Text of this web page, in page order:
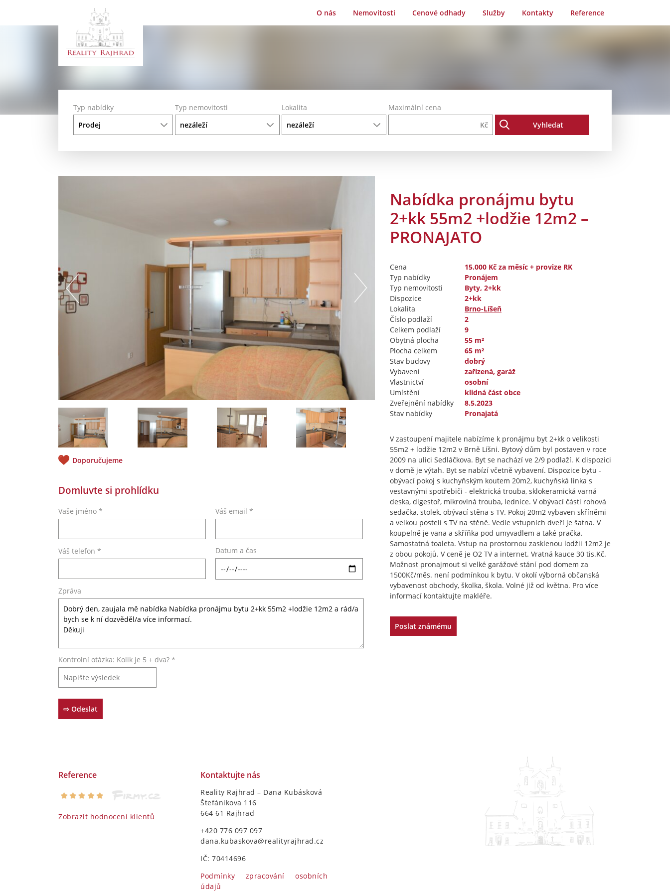
O nás Nemovitosti Cenové odhady Služby Kontakty Reference
Typ nabídky Typ nemovitosti Lokalita
Maximální cena
Kč
Doporučujeme
Domluvte si prohlídku
Vaše jméno * Váš email *
Váš telefon * Datum a čas
Zpráva
Kontrolní otázka: Kolik je 5 + dva? *
Nabídka pronájmu bytu
2+kk 55m2 +lodžie 12m2 –
PRONAJATO
Cena 15.000 Kč za měsíc + provize RK
Typ nabídky
Pronájem
Typ nemovitosti
Byty, 2+kk
Dispozice
2+kk
Lokalita
Brno-Líšeň
Číslo podlaží
2
Celkem podlaží
9
Obytná plocha
55 m²
Plocha celkem
65 m²
Stav budovy
dobrý
Vybavení
zařízená, garáž
Vlastnictví
osobní
Umístění
klidná část obce
Zveřejnění nabídky
8.5.2023
Stav nabídky
Pronajatá
V zastoupení majitele nabízíme k pronájmu byt 2+kk o velikosti
55m2 + lodžie 12m2 v Brně Líšni. Bytový dům byl postaven v roce
2009 na ulici Sedláčkova. Byt se nachází ve 2/9 podlaží. K dispozici
v domě je výtah. Byt se nabízí včetně vybavení. Dispozice bytu -
obývací pokoj s kuchyňským koutem 20m2, kuchyňská linka s
vestavnými spotřebiči - elektrická trouba, sklokeramická varná
deska, digestoř, mikrovlná trouba, lednice. V obývací části rohová
sedačka, stolek, obývací stěna s TV. Pokoj 20m2 vybaven skříněmi
a velkou postelí s TV na stěně. Vedle vstupních dveří je šatna. V
koupelně je vana a skříňka pod umyvadlem a také pračka.
Samostatná toaleta. Vstup na prostornou zasklenou lodžii 12m2 je
z obou pokojů. V ceně je O2 TV a internet. Vratná kauce 30 tis.Kč.
Možnost pronajmout si velké garážové stání pod domem za
1500Kč/měs. není podmínkou k bytu. V okolí výborná občanská
vybavenost obchody, školka, škola. Volné již od května. Pro více
informací kontaktujte makléře.
Poslat známému
Reference
Zobrazit hodnocení klientů
Kontaktujte nás
Reality Rajhrad – Dana Kubásková
Štefánikova 116
664 61 Rajhrad
+420 776 097 097
dana.kubaskova@realityrajhrad.cz
IČ: 70414696
Podmínky zpracování osobních
údajů